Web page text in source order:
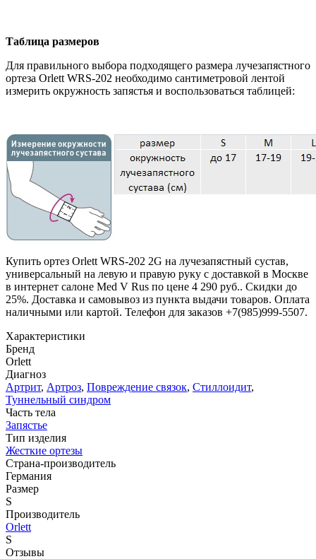
Таблица размеров
Для правильного выбора подходящего размера лучезапястного
ортеза Orlett WRS-202 необходимо сантиметровой лентой
измерить окружность запястья и воспользоваться таблицей:
Купить ортез Orlett WRS-202 2G на лучезапястный сустав,
универсальный на левую и правую руку с доставкой в Москве
в интернет салоне Med V Rus по цене 4 290 руб.. Скидки до
25%. Доставка и самовывоз из пункта выдачи товаров. Оплата
наличными или картой. Телефон для заказов +7(985)999-5507.
Характеристики
Бренд
Orlett
Диагноз
Артрит, Артроз, Повреждение связок, Стиллоидит,
Туннельный синдром
Часть тела
Запястье
Тип изделия
Жесткие ортезы
Страна-производитель
Германия
Размер
S
Производитель
Orlett
S
Отзывы